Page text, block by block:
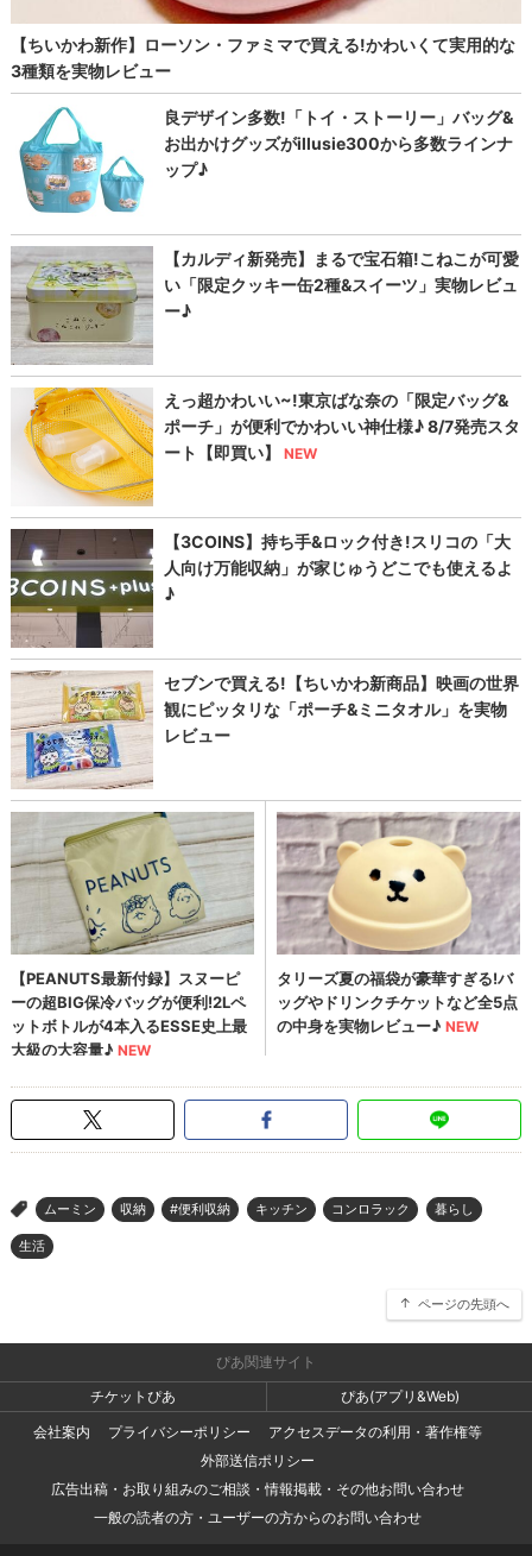
> ムーミン 収納 #便利収納 キッチン コンロラック 暮らし
生活
ページの先頭へ
ぴあ関連サイト
チケットぴあ
ぴあ(アプリ&Web)
会社案内
プライバシーポリシー
アクセスデータの利用・著作権等
外部送信ポリシー
広告出稿・お取り組みのご相談・情報掲載・その他お問い合わせ
一般の読者の方・ユーザーの方からのお問い合わせ